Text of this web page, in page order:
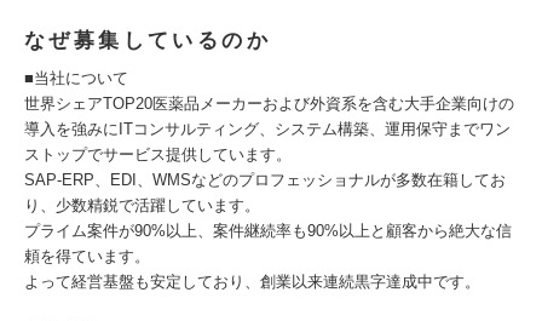
なぜ募集しているのか
■当社について
世界シェアTOP20医薬品メーカーおよび外資系を含む大手企業向けの
導入を強みにITコンサルティング、システム構築、運用保守までワン
ストップでサービス提供しています。
SAP-ERP、EDI、WMSなどのプロフェッショナルが多数在籍してお
り、少数精鋭で活躍しています。
プライム案件が90%以上、案件継続率も90%以上と顧客から絶大な信
頼を得ています。
よって経営基盤も安定しており、創業以来連続黒字達成中です。